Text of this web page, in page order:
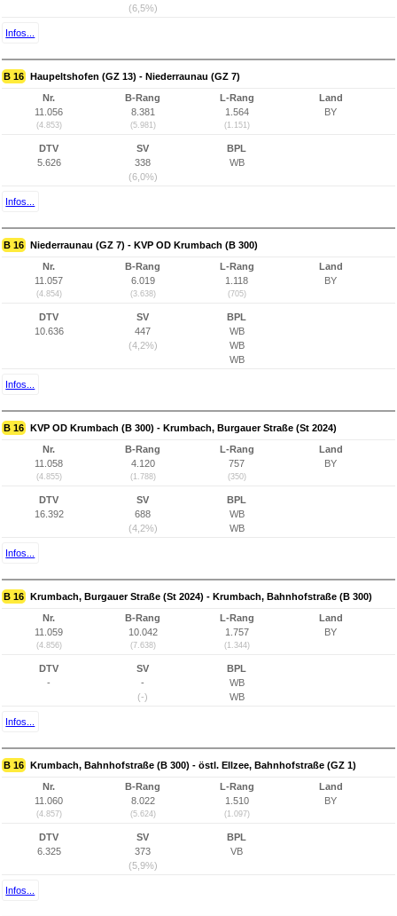
(6,5%)
Infos...
B 16 Haupeltshofen (GZ 13) - Niederraunau (GZ 7)
Nr.
11.056
(4.853)
B-Rang
8.381
(5.981)
L-Rang
1.564
(1.151)
Land
BY
DTV
5.626
SV
338
(6,0%)
BPL
WB
Infos...
B 16 Niederraunau (GZ 7) - KVP OD Krumbach (B 300)
Nr.
11.057
(4.854)
B-Rang
6.019
(3.638)
L-Rang
1.118
(705)
Land
BY
DTV
10.636
SV
447
(4,2%)
BPL
WB
WB
WB
Infos...
B 16 KVP OD Krumbach (B 300) - Krumbach, Burgauer Straße (St 2024)
Nr.
11.058
(4.855)
B-Rang
4.120
(1.788)
L-Rang
757
(350)
Land
BY
DTV
16.392
SV
688
(4,2%)
BPL
WB
WB
Infos...
B 16 Krumbach, Burgauer Straße (St 2024) - Krumbach, Bahnhofstraße (B 300)
Nr.
11.059
(4.856)
B-Rang
10.042
(7.638)
L-Rang
1.757
(1.344)
Land
BY
DTV
-
SV
-
(-)
BPL
WB
WB
Infos...
B 16 Krumbach, Bahnhofstraße (B 300) - östl. Ellzee, Bahnhofstraße (GZ 1)
Nr.
11.060
(4.857)
B-Rang
8.022
(5.624)
L-Rang
1.510
(1.097)
Land
BY
DTV
6.325
SV
373
(5,9%)
BPL
VB
Infos...